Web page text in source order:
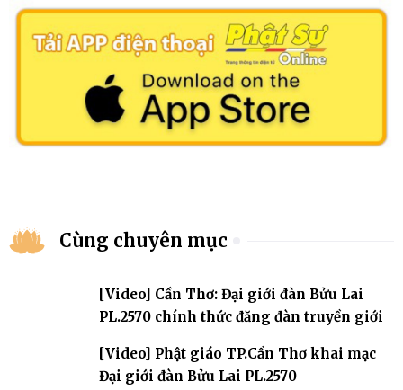
Cùng chuyên mục
[Video] Cần Thơ: Đại giới đàn Bửu Lai
PL.2570 chính thức đăng đàn truyền giới
[Video] Phật giáo TP.Cần Thơ khai mạc
Đại giới đàn Bửu Lai PL.2570